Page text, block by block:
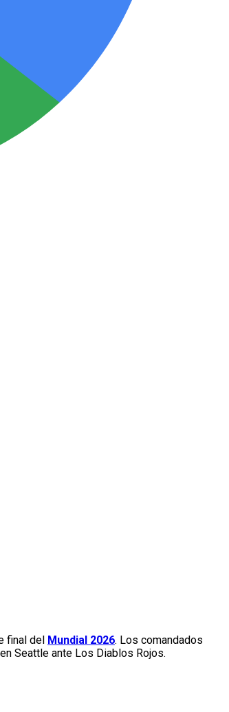
final del Mundial 2026. Los comandados
Seattle ante Los Diablos Rojos.